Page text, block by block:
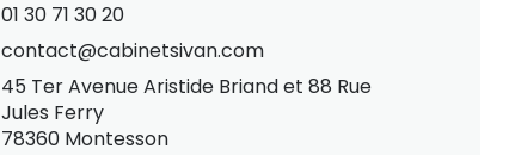
01 30 71 30 20
contact@cabinetsivan.com
45 Ter Avenue Aristide Briand et 88 Rue
Jules Ferry
78360 Montesson